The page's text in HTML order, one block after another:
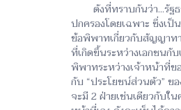
ดังที่ทราบกันว่า...รัฐธ
ปกครองโดยเฉพาะ ซึ่งเ
ข้อพิพาทเกี่ยวกับสัญญาท
ที่เกิดขึ้นระหว่างเอกชนกั
พิพาทระหว่างเจ้าหน้าที่ข
กับ “ประโยชน์ส่วนตัว” ข
จะมี 2 ฝ่ายเช่นเดียวกับใ